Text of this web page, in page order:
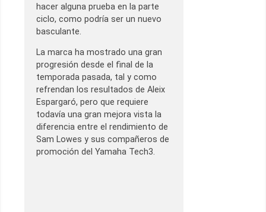
hacer alguna prueba en la parte
ciclo, como podría ser un nuevo
basculante.
La marca ha mostrado una gran
progresión desde el final de la
temporada pasada, tal y como
refrendan los resultados de Aleix
Espargaró, pero que requiere
todavía una gran mejora vista la
diferencia entre el rendimiento de
Sam Lowes y sus compañeros de
promoción del Yamaha Tech3.